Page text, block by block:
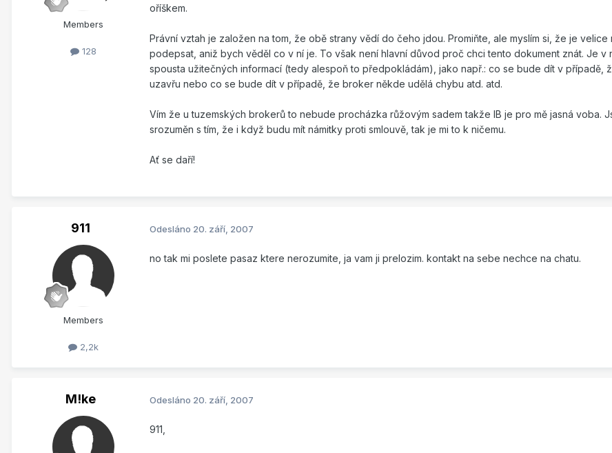
Members
128
oříškem.
Právní vztah je založen na tom, že obě strany vědí do čeho jdou. Promiňte, ale myslím si, že je velice
podepsat, aniž bych věděl co v ní je. To však není hlavní důvod proč chci tento dokument znát. Je v
spousta užitečných informací (tedy alespoň to předpokládám), jako např.: co se bude dít v případě,
uzavřu nebo co se bude dít v případě, že broker někde udělá chybu atd. atd.
Vím že u tuzemských brokerů to nebude procházka růžovým sadem takže IB je pro mě jasná voba.
srozuměn s tím, že i když budu mít námitky proti smlouvě, tak je mi to k ničemu.
Ať se daří!
911
Members
2,2k
Odesláno 20. září, 2007
no tak mi poslete pasaz ktere nerozumite, ja vam ji prelozim. kontakt na sebe nechce na chatu.
M!ke Odesláno 20. září, 2007
911,